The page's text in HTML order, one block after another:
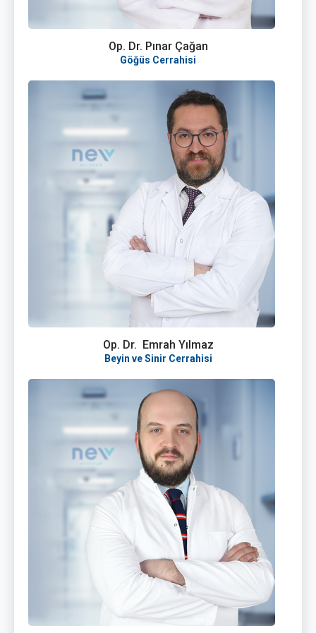
Op. Dr. Pınar Çağan
Göğüs Cerrahisi
Op. Dr. Emrah Yılmaz
Beyin ve Sinir Cerrahisi